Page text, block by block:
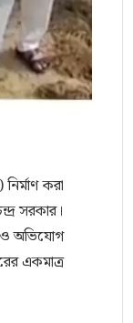
করা
সরকার।
অভিযোগ
একমাত্র